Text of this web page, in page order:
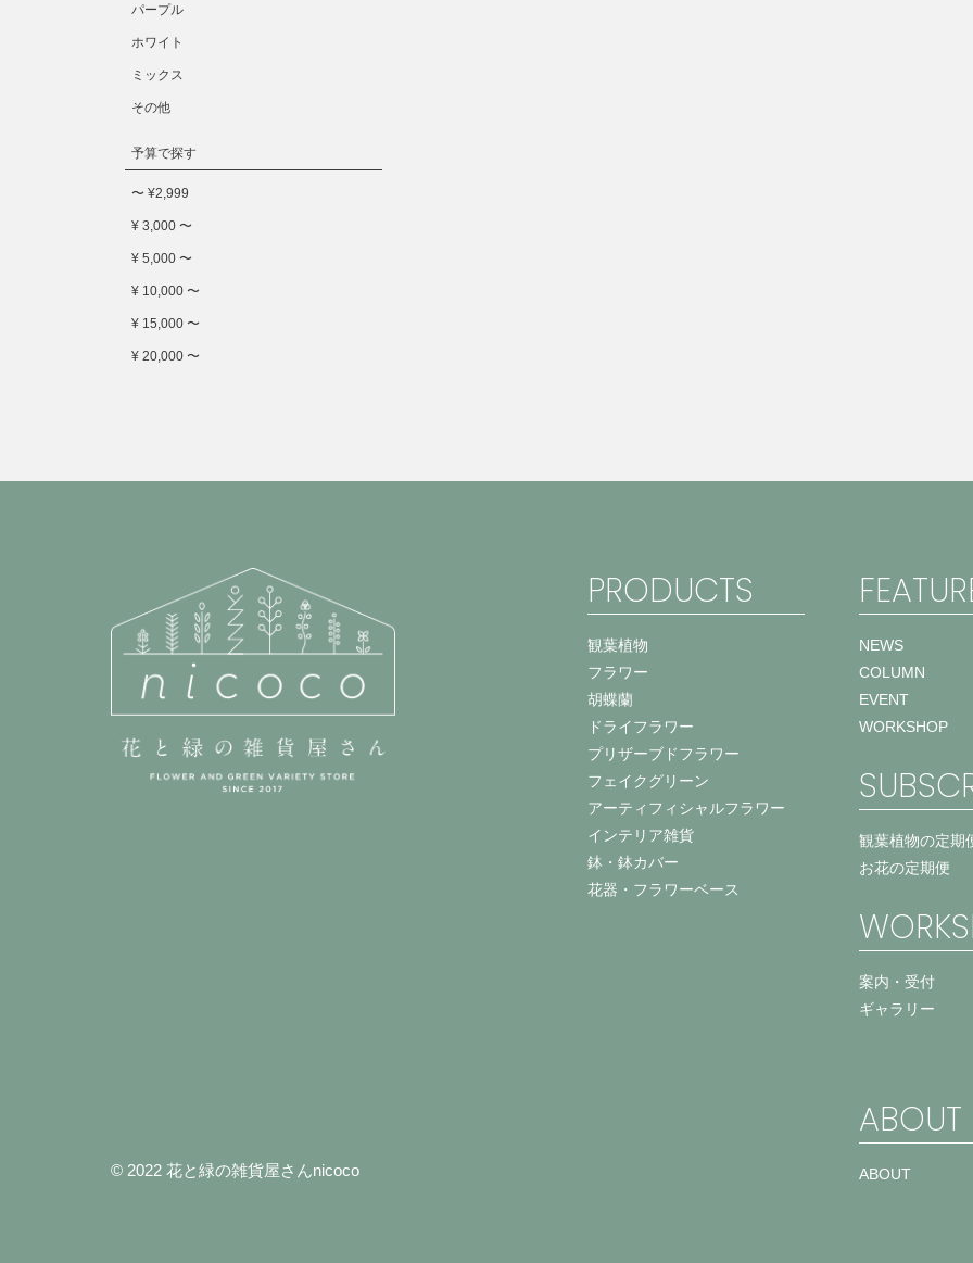
パープル
ホワイト
ミックス
その他
予算で探す
〜 ¥2,999
¥ 3,000 〜
¥ 5,000 〜
¥ 10,000 〜
¥ 15,000 〜
¥ 20,000 〜
PRODUCTS
観葉植物
フラワー
胡蝶蘭
ドライフラワー
プリザーブドフラワー
フェイクグリーン
アーティフィシャルフラワー
インテリア雑貨
鉢・鉢カバー
花器・フラワーベース
NEWS
COLUMN
EVENT
WORKSHOP
観葉植物の定期
お花の定期便
案内・受付
ギャラリー
ABOUT
ABOUT
© 2022 花と緑の雑貨屋さんnicoco